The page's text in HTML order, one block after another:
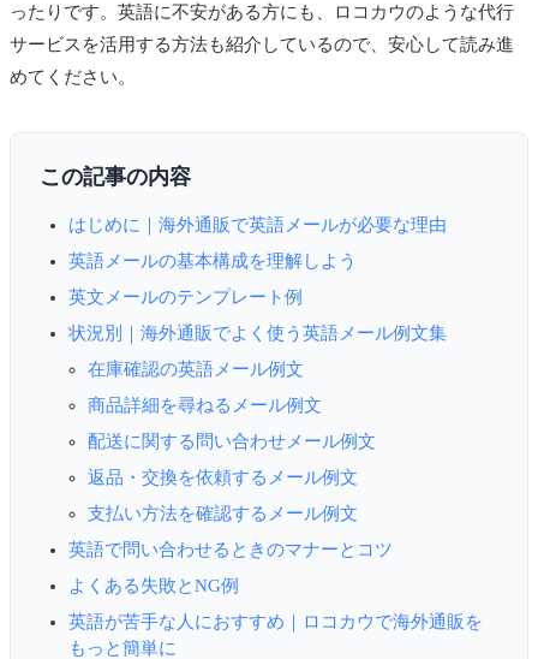
ったりです。英語に不安がある方にも、ロコカウのような代行
サービスを活用する方法も紹介しているので、安心して読み進
めてください。
この記事の内容
はじめに｜海外通販で英語メールが必要な理由
英語メールの基本構成を理解しよう
英文メールのテンプレート例
状況別｜海外通販でよく使う英語メール例文集
在庫確認の英語メール例文
商品詳細を尋ねるメール例文
配送に関する問い合わせメール例文
返品・交換を依頼するメール例文
支払い方法を確認するメール例文
英語で問い合わせるときのマナーとコツ
よくある失敗とNG例
英語が苦手な人におすすめ｜ロコカウで海外通販を
もっと簡単に